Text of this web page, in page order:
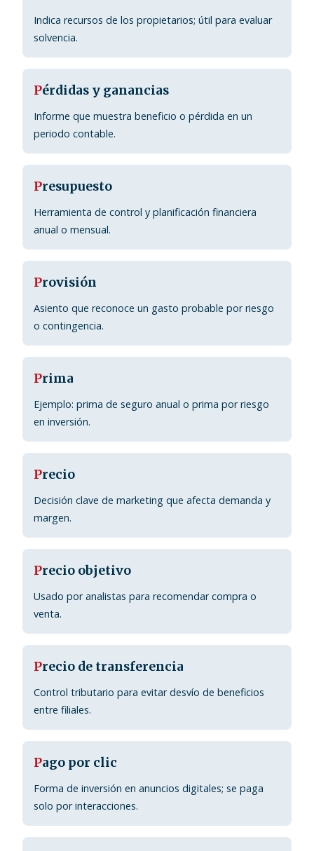
Indica recursos de los propietarios; útil para evaluar
solvencia.
Pérdidas y ganancias
Informe que muestra beneficio o pérdida en un
periodo contable.
Presupuesto
Herramienta de control y planificación financiera
anual o mensual.
Provisión
Asiento que reconoce un gasto probable por riesgo
o contingencia.
Prima
Ejemplo: prima de seguro anual o prima por riesgo
en inversión.
Precio
Decisión clave de marketing que afecta demanda y
margen.
Precio objetivo
Usado por analistas para recomendar compra o
venta.
Precio de transferencia
Control tributario para evitar desvío de beneficios
entre filiales.
Pago por clic
Forma de inversión en anuncios digitales; se paga
solo por interacciones.